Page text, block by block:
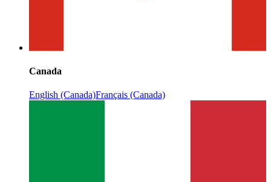
Canada
English (Canada)Français (Canada)